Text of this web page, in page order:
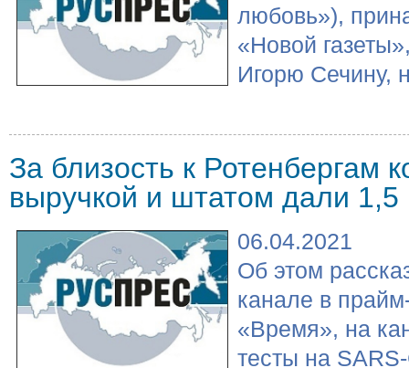
любовь»),
«Новой
Игорю Сечину,
За близость к Ротенбергам
выручкой и штатом дали
06.04.2021
Об этом
канале в
«Время», на
тесты на